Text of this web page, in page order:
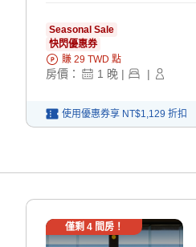
Seasonal Sale
快閃優惠券
賺 29 TWD 點
房價： 1 晚 | |
使用優惠券享 NT$1,129 折扣
僅剩 4間房！